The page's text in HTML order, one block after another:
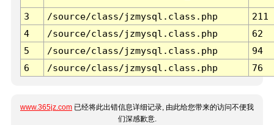
3 /source/class/jzmysql.class.php
211
4
/source/class/jzmysql.class.php
62
5
/source/class/jzmysql.class.php
94
6
/source/class/jzmysql.class.php 76
www.365jz.com 已经将此出错信息详细记录, 由此给您带来的访问不便我
们深感歉意.